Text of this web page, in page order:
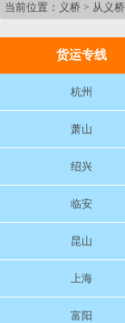
当前位置： 义桥 > 从义
货运专线
杭州
萧山
绍兴
临安
昆山
上海
富阳